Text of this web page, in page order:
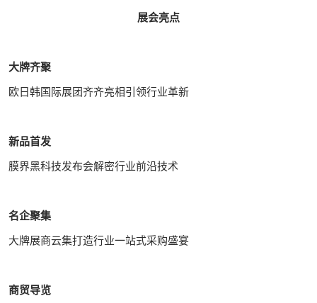
展会亮点
大牌齐聚
欧日韩国际展团齐齐亮相引领行业革新
新品首发
膜界黑科技发布会解密行业前沿技术
名企聚集
大牌展商云集打造行业一站式采购盛宴
商贸导览